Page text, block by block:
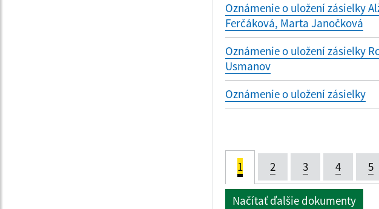
Oznámenie o uložení zásielky
Ferčáková, Marta Janočková
Oznámenie o uložení zásielky
Usmanov
Oznámenie o uložení zásielky
1 2 3 4 5
Načítať ďalšie dokumenty